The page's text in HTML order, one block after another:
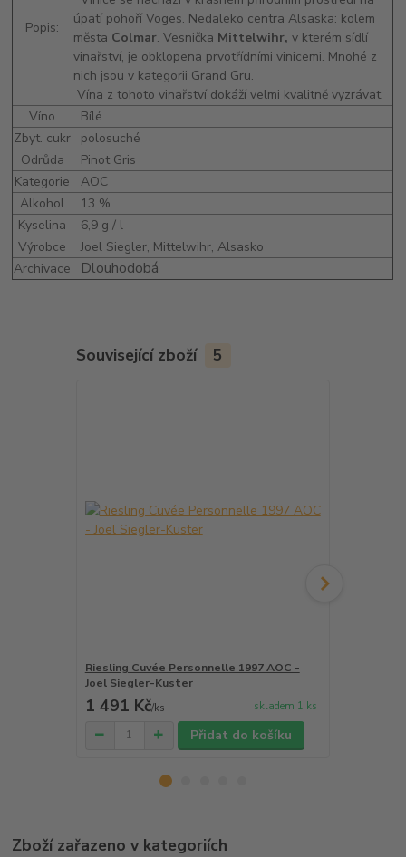
Popis:
úpatí pohoří Voges. Nedaleko centra Alsaska: kolem
města Colmar. Vesnička Mittelwihr, v kterém sídlí
vinařství, je obklopena prvotřídními vinicemi. Mnohé z
nich jsou v kategorii Grand Gru.
Vína z tohoto vinařství dokáží velmi kvalitně vyzrávat.
Víno
Bílé
Zbyt. cukr
polosuché
Odrůda
Pinot Gris
Kategorie
AOC
Alkohol
13 %
Kyselina
6,9 g / l
Výrobce
Joel Siegler, Mittelwihr, Alsasko
Archivace
Dlouhodobá
Související zboží 5
Riesling Cuvée Personnelle 1997 AOC -
Joel Siegler-Kuster
1 491 Kč/ks skladem 1 ks
Přidat do košíku
Zboží zařazeno v kategoriích